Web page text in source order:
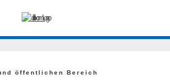
öffentlichen Bereich